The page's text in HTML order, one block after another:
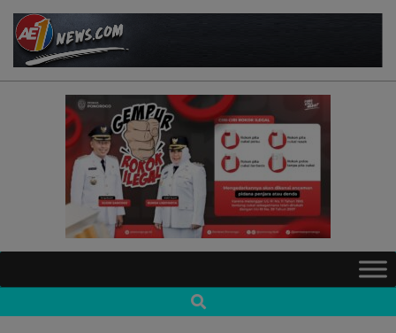
Skip
content
AE1NEWS
Navigation
Search